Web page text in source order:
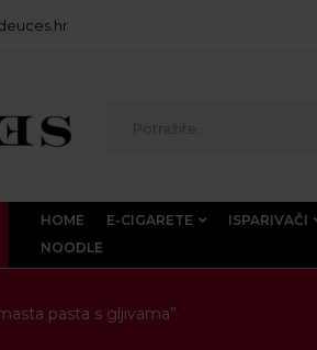
HOME E-CIGARETE ISPARIVAČI
NOODLE
pasta s gljivama”